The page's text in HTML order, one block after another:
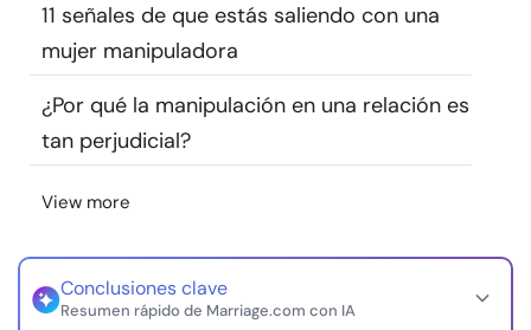
Idioma
nosotros
© Copyright 2026. Todos los derechos reservados.
11 señales de que estás saliendo con una
mujer manipuladora
¿Por qué la manipulación en una relación es
tan perjudicial?
View more
Conclusiones clave
Resumen rápido de Marriage.com con IA